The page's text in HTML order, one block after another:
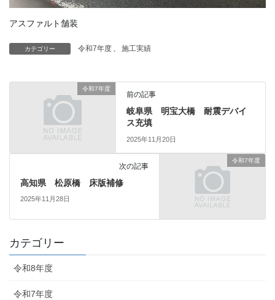
アスファルト舗装
カテゴリー 令和7年度 、 施工実績
令和7年度
前の記事
岐阜県 明宝大橋 耐震デバイ
ス充填
2025年11月20日
令和7年度
次の記事
高知県 松原橋 床版補修
2025年11月28日
カテゴリー
令和8年度
令和7年度